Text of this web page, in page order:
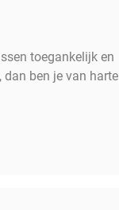
toegankelijk en
ben je van harte